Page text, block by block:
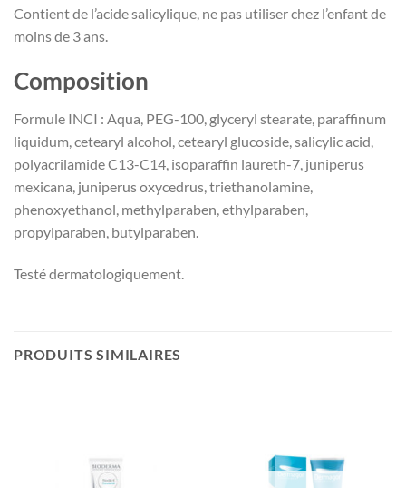
Contient de l’acide salicylique, ne pas utiliser chez l’enfant de
moins de 3 ans.
Composition
Formule INCI : Aqua, PEG-100, glyceryl stearate, paraffinum
liquidum, cetearyl alcohol, cetearyl glucoside, salicylic acid,
polyacrilamide C13-C14, isoparaffin laureth-7, juniperus
mexicana, juniperus oxycedrus, triethanolamine,
phenoxyethanol, methylparaben, ethylparaben,
propylparaben, butylparaben.
Testé dermatologiquement.
PRODUITS SIMILAIRES